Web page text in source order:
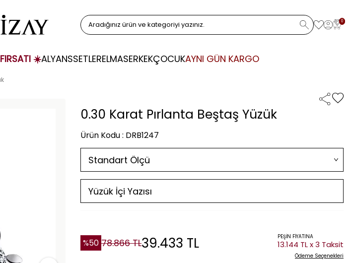
0
☀️ALYANSSETLERELMASERKEKÇOCUKAYNI GÜN KARGO
0.30 Karat Pırlanta Beştaş Yüzük
Ürün Kodu : DRB1247
%50 78.866TL39.433 TL PEŞİN FİYATINA
13.144 TL x 3 Taksit
Ödeme Seçenekleri